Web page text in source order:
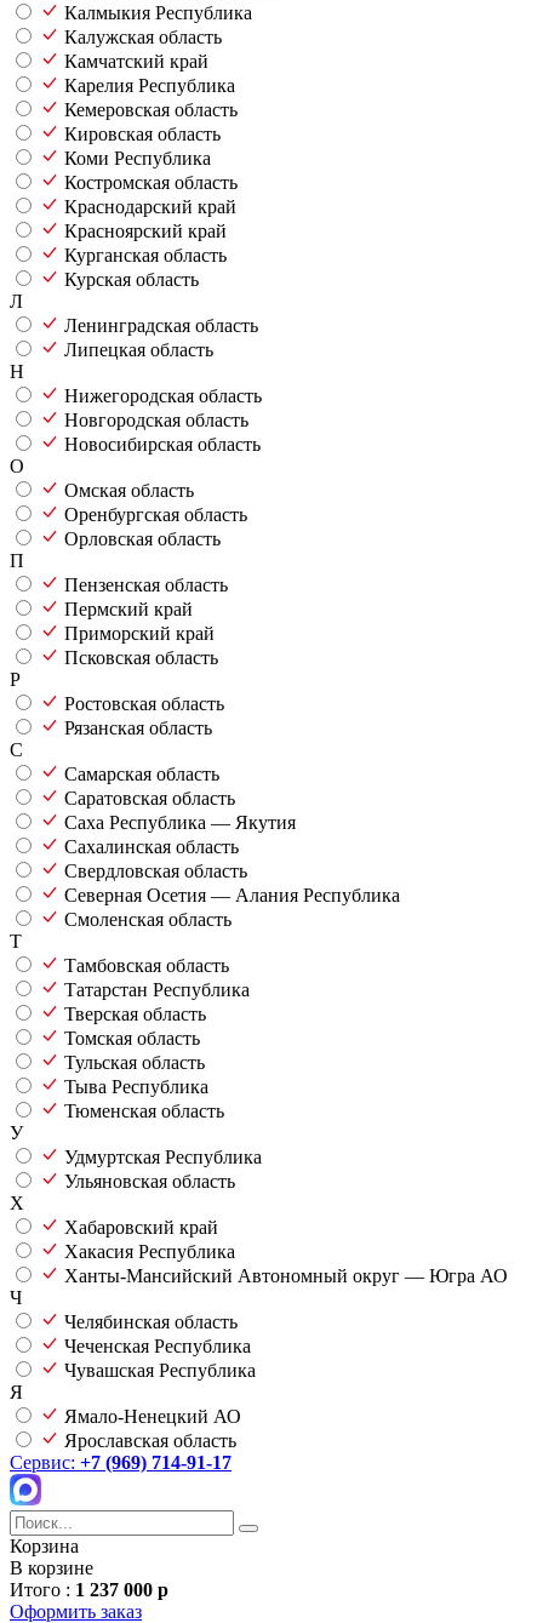
Калмыкия Республика
Калужская область
Камчатский край
Карелия Республика
Кемеровская область
Кировская область
Коми Республика
Костромская область
Краснодарский край
Красноярский край
Курганская область
Курская область
Л
Ленинградская область
Липецкая область
Н
Нижегородская область
Новгородская область
Новосибирская область
О
Омская область
Оренбургская область
Орловская область
П
Пензенская область
Пермский край
Приморский край
Псковская область
Р
Ростовская область
Рязанская область
С
Самарская область
Саратовская область
Саха Республика — Якутия
Сахалинская область
Свердловская область
Северная Осетия — Алания Республика
Смоленская область
Т
Тамбовская область
Татарстан Республика
Тверская область
Томская область
Тульская область
Тыва Республика
Тюменская область
У
Удмуртская Республика
Ульяновская область
Х
Хабаровский край
Хакасия Республика
Ханты-Мансийский Автономный округ — Югра АО
Ч
Челябинская область
Чеченская Республика
Чувашская Республика
Я
Ямало-Ненецкий АО
Ярославская область
Сервис: +7 (969) 714-91-17
Корзина
В корзине
Итого : 1 237 000 р
Оформить заказ